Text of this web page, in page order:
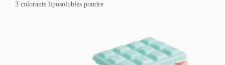
3 colorants liposolubles poudre